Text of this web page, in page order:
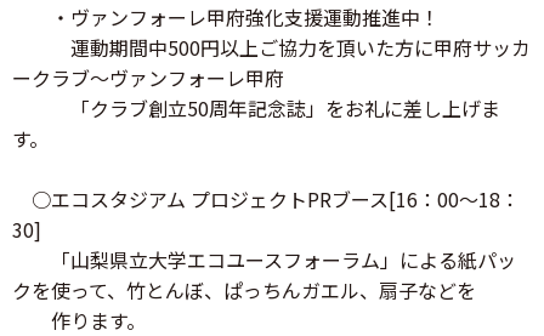
・ヴァンフォーレ甲府強化支援運動推進中！
運動期間中500円以上ご協力を頂いた方に甲府サッカ
ークラブ～ヴァンフォーレ甲府
「クラブ創立50周年記念誌」をお礼に差し上げま
す。
○エコスタジアム プロジェクトPRブース[16：00～18：
30]
「山梨県立大学エコユースフォーラム」による紙パッ
クを使って、竹とんぼ、ぱっちんガエル、扇子などを
作ります。